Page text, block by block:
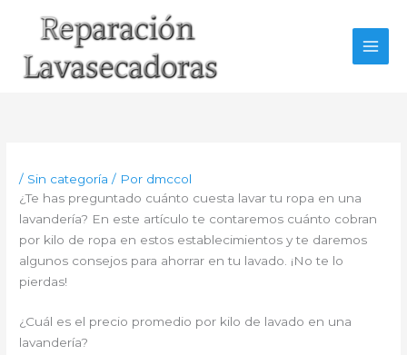
/ Sin categoría / Por dmccol
¿Te has preguntado cuánto cuesta lavar tu ropa en una
lavandería? En este artículo te contaremos cuánto cobran
por kilo de ropa en estos establecimientos y te daremos
algunos consejos para ahorrar en tu lavado. ¡No te lo
pierdas!
¿Cuál es el precio promedio por kilo de lavado en una
lavandería?